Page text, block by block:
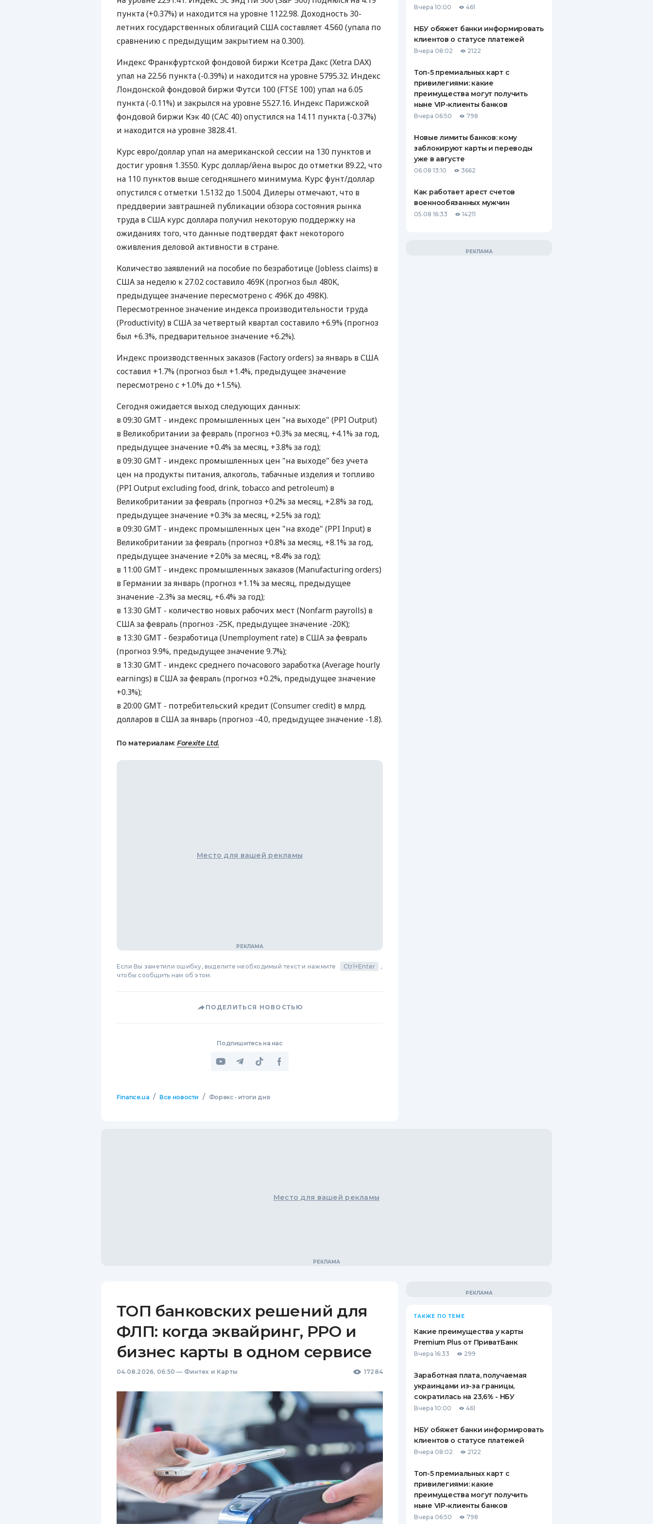
ЕЖЕМЕСЯЧНЫЙ ОБЗОР
КЕШБЭКА
СТРАХОВАНИЮ
ВСЕ СТРАХОВЫЕ ПОЛИСЫ
ОТЗЫВЫ О СТРАХОВЫХ
КОМПАНИЯХ
пункта (+0.37%) и находится на уровне 1122.98. Доходность 30-
летних государственных облигаций США составляет 4.560 (упала по
сравнению с предыдущим закрытием на 0.300).
Индекс Франкфуртской фондовой биржи Ксетра Дакс (Xetra DAX)
упал на 22.56 пункта (-0.39%) и находится на уровне 5795.32. Индекс
Лондонской фондовой биржи Футси 100 (FTSE 100) упал на 6.05
пункта (-0.11%) и закрылся на уровне 5527.16. Индекс Парижской
фондовой биржи Кэк 40 (CAC 40) опустился на 14.11 пункта (-0.37%)
и находится на уровне 3828.41.
Курс евро/доллар упал на американской сессии на 130 пунктов и
достиг уровня 1.3550. Курс доллар/йена вырос до отметки 89.22, что
на 110 пунктов выше сегодняшнего минимума. Курс фунт/доллар
опустился с отметки 1.5132 до 1.5004. Дилеры отмечают, что в
преддверии завтрашней публикации обзора состояния рынка
труда в США курс доллара получил некоторую поддержку на
ожиданиях того, что данные подтвердят факт некоторого
оживления деловой активности в стране.
Количество заявлений на пособие по безработице (Jobless claims) в
США за неделю к 27.02 составило 469K (прогноз был 480K,
предыдущее значение пересмотрено с 496K до 498K).
Пересмотренное значение индекса производительности труда
(Productivity) в США за четвертый квартал составило +6.9% (прогноз
был +6.3%, предварительное значение +6.2%).
Индекс производственных заказов (Factory orders) за январь в США
составил +1.7% (прогноз был +1.4%, предыдущее значение
пересмотрено с +1.0% до +1.5%).
Сегодня ожидается выход следующих данных:
в 09:30 GMT - индекс промышленных цен "на выходе" (PPI Output)
в Великобритании за февраль (прогноз +0.3% за месяц, +4.1% за год,
предыдущее значение +0.4% за месяц, +3.8% за год);
в 09:30 GMT - индекс промышленных цен "на выходе" без учета
цен на продукты питания, алкоголь, табачные изделия и топливо
(PPI Output excluding food, drink, tobacco and petroleum) в
Великобритании за февраль (прогноз +0.2% за месяц, +2.8% за год,
предыдущее значение +0.3% за месяц, +2.5% за год);
в 09:30 GMT - индекс промышленных цен "на входе" (PPI Input) в
Великобритании за февраль (прогноз +0.8% за месяц, +8.1% за год,
предыдущее значение +2.0% за месяц, +8.4% за год);
в 11:00 GMT - индекс промышленных заказов (Manufacturing orders)
в Германии за январь (прогноз +1.1% за месяц, предыдущее
значение -2.3% за месяц, +6.4% за год);
в 13:30 GMT - количество новых рабочих мест (Nonfarm payrolls) в
США за февраль (прогноз -25K, предыдущее значение -20K);
в 13:30 GMT - безработица (Unemployment rate) в США за февраль
(прогноз 9.9%, предыдущее значение 9.7%);
в 13:30 GMT - индекс среднего почасового заработка (Average hourly
earnings) в США за февраль (прогноз +0.2%, предыдущее значение
+0.3%);
в 20:00 GMT - потребительский кредит (Consumer credit) в млрд.
долларов в США за январь (прогноз -4.0, предыдущее значение -1.8).
По материалам: Forexite Ltd.
Место для вашей рекламы
Если Вы заметили ошибку, выделите необходимый текст и нажмите Ctrl+Enter
,
чтобы сообщить нам об этом.
ПОДЕЛИТЬСЯ НОВОСТЬЮ
Подпишитесь на нас
Finance.ua / Все новости / Форекс - итоги дня
Вчера 10:00 461
НБУ обяжет банки информировать
клиентов о статусе платежей
Вчера 08:02 2122
Топ-5 премиальных карт с
привилегиями: какие
преимущества могут получить
ныне VIP-клиенты банков
Вчера 06:50 798
Новые лимиты банков: кому
заблокируют карты и переводы
уже в августе
06.08 13:10 3662
Как работает арест счетов
военнообязанных мужчин
05.08 16:33 14211
Место для вашей рекламы
ТОП банковских решений для
ФЛП: когда эквайринг, РРО и
бизнес карты в одном сервисе
04.08.2026, 06:50 — Финтех и Карты 17284
ТАКЖЕ ПО ТЕМЕ
Какие преимущества у карты
Premium Plus от ПриватБанк
Вчера 16:33 299
Заработная плата, получаемая
украинцами из-за границы,
сократилась на 23,6% - НБУ
Вчера 10:00 461
НБУ обяжет банки информировать
клиентов о статусе платежей
Вчера 08:02 2122
Топ-5 премиальных карт с
привилегиями: какие
преимущества могут получить
ныне VIP-клиенты банков
Вчера 06:50 798